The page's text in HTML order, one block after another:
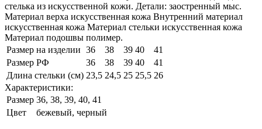
стелька из искусственной кожи. Детали: заостренный мыс.
Материал верха искусственная кожа Внутренний материал
искусственная кожа Материал стельки искусственная кожа
Материал подошвы полимер.
Размер на изделии 36 38 39 40
41
Размер РФ
36 38 39 40
41
Длина стельки (см) 23,5 24,5 25 25,5 26
Характеристики:
Размер 36, 38, 39, 40, 41
Цвет
бежевый, черный